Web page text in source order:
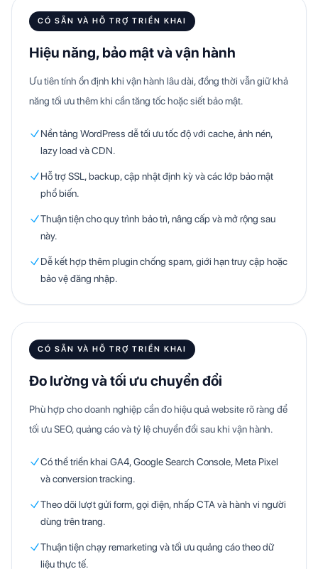
CÓ SẴN VÀ HỖ TRỢ TRIỂN KHAI
Hiệu năng, bảo mật và vận hành
Ưu tiên tính ổn định khi vận hành lâu dài, đồng thời vẫn giữ khả
năng tối ưu thêm khi cần tăng tốc hoặc siết bảo mật.
Nền tảng WordPress dễ tối ưu tốc độ với cache, ảnh nén,
lazy load và CDN.
Hỗ trợ SSL, backup, cập nhật định kỳ và các lớp bảo mật
phổ biến.
Thuận tiện cho quy trình bảo trì, nâng cấp và mở rộng sau
này.
Dễ kết hợp thêm plugin chống spam, giới hạn truy cập hoặc
bảo vệ đăng nhập.
CÓ SẴN VÀ HỖ TRỢ TRIỂN KHAI
Đo lường và tối ưu chuyển đổi
Phù hợp cho doanh nghiệp cần đo hiệu quả website rõ ràng để
tối ưu SEO, quảng cáo và tỷ lệ chuyển đổi sau khi vận hành.
Có thể triển khai GA4, Google Search Console, Meta Pixel
và conversion tracking.
Theo dõi lượt gửi form, gọi điện, nhấp CTA và hành vi người
dùng trên trang.
Thuận tiện chạy remarketing và tối ưu quảng cáo theo dữ
liệu thực tế.